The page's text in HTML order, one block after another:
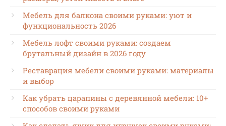
Мебель для балкона своими руками: уют и
функциональность 2026
Мебель лофт своими руками: создаем
брутальный дизайн в 2026 году
Реставрация мебели своими руками: материалы
и выбор
Как убрать царапины с деревянной мебели: 10+
способов своими руками